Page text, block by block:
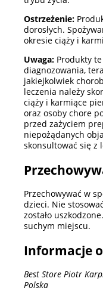
Ostrzeżenie:
dorosłych.
okresie ciąży i
Uwaga: Produkty
diagnozowania,
jakiejkolwiek
leczenia należy
ciąży i karmiące
oraz osoby chore
przed zażyciem
niepożądanych
skonsultować się z
Przechowywać w
dzieci. Nie
zostało
suchym miejscu.
Informacje
Best Store Piotr
Polska